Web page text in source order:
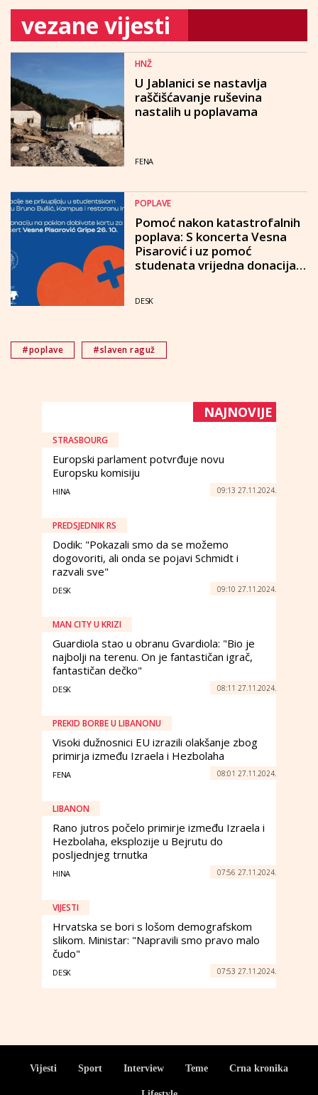
vezane vijesti
HNŽ
U Jablanici se nastavlja
raščišćavanje ruševina
nastalih u poplavama
FENA
POPLAVE
Pomoć nakon katastrofalnih
poplava: S koncerta Vesna
Pisarović i uz pomoć
studenata vrijedna donacija
DESK
#poplave #slaven raguž
NAJNOVIJE
STRASBOURG
Europski parlament potvrđuje novu
Europsku komisiju
HINA 09:13 27.11.2024.
PREDSJEDNIK RS
Dodik: "Pokazali smo da se možemo
dogovoriti, ali onda se pojavi Schmidt i
razvali sve"
DESK 09:10 27.11.2024.
MAN CITY U KRIZI
Guardiola stao u obranu Gvardiola: "Bio je
najbolji na terenu. On je fantastičan igrač,
fantastičan dečko"
DESK 08:11 27.11.2024.
PREKID BORBE U LIBANONU
Visoki dužnosnici EU izrazili olakšanje zbog
primirja između Izraela i Hezbolaha
FENA 08:01 27.11.2024.
LIBANON
Rano jutros počelo primirje između Izraela i
Hezbolaha, eksplozije u Bejrutu do
posljednjeg trnutka
HINA 07:56 27.11.2024.
VIJESTI
Hrvatska se bori s lošom demografskom
slikom. Ministar: "Napravili smo pravo malo
čudo"
DESK 07:53 27.11.2024.
Vijesti Sport Interview Teme Crna kronika